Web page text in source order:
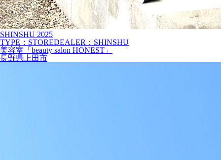
SHINSHU 2025
TYPE：STOREDEALER：SHINSHU
美容室「beauty salon HONEST」
長野県上田市